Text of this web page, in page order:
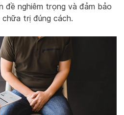
đề nghiêm trọng và đảm bảo
trị đúng cách.